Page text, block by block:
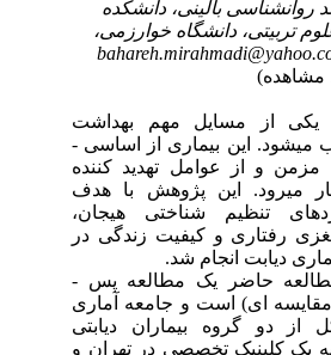
بالینی، دانشکده
تربیتی، دانشگاه خوارزمی،
از مسایل مهم بهداشت
این بیماری از اساسی
مزمن و از عوامل تهدید کننده
می­رود. این پژوهش با هدف
تنظیم شناختی هیجان،
رفتاری و کیفیت زندگی در
دیابت انجام شد.
حاضر یک مطالعه پس
ای) است و جامعه آماری
دو گروه بیماران دیابتی
یک کلینیک تخصصی در تهران و